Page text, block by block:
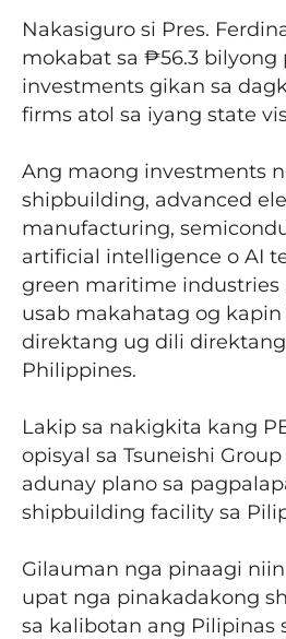
Nakasiguro si Pres.
mokabat sa ₱56.3 bilyong
investments gikan sa
firms atol sa iyang state
Ang maong investments
shipbuilding, advanced
manufacturing,
artificial intelligence o AI
green maritime
usab makahatag og kapin
direktang ug dili
Philippines.
Lakip sa nakigkita kang
opisyal sa Tsuneishi
adunay plano sa
shipbuilding facility sa
Gilauman nga pinaagi
upat nga pinakadakong
sa kalibotan ang Pilipinas